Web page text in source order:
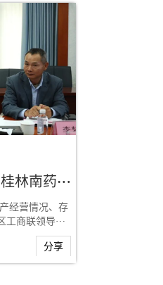
自治区工商联领导一行莅临桂林南药调研指导工作
经营情况、存
工商联领导一
董事长...
分享